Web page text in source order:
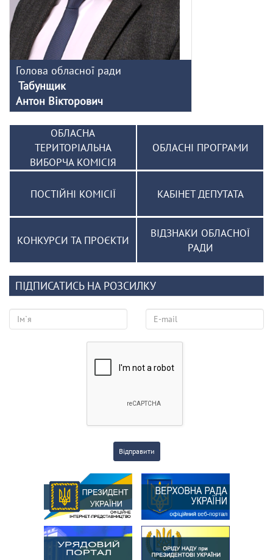
Голова обласної ради
Табунщик
Антон Вікторович
ОБЛАСНА
ТЕРИТОРІАЛЬНА
ВИБОРЧА КОМІСІЯ
ОБЛАСНІ ПРОГРАМИ
ПОСТІЙНІ КОМІСІЇ КАБІНЕТ ДЕПУТАТА
КОНКУРСИ ТА ПРОЄКТИ
ВІДЗНАКИ ОБЛАСНОЇ
РАДИ
ПІДПИСАТИСЬ НА РОЗСИЛКУ
Відправити